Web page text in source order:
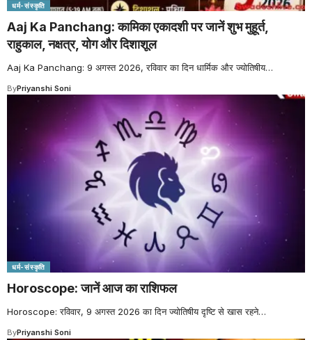
धर्म-संस्कृति
Aaj Ka Panchang: कामिका एकादशी पर जानें शुभ मुहूर्त,
राहुकाल, नक्षत्र, योग और दिशाशूल
Aaj Ka Panchang: 9 अगस्त 2026, रविवार का दिन धार्मिक और ज्योतिषीय…
ByPriyanshi Soni
धर्म-संस्कृति
Horoscope: जानें आज का राशिफल
Horoscope: रविवार, 9 अगस्त 2026 का दिन ज्योतिषीय दृष्टि से खास रहने…
ByPriyanshi Soni